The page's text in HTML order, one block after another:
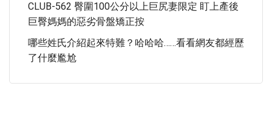
CLUB-562 臀圍100公分以上巨尻妻限定 盯上產後
巨臀媽媽的惡劣骨盤矯正按
哪些姓氏介紹起來特難？哈哈哈……看看網友都經歷
了什麼尷尬